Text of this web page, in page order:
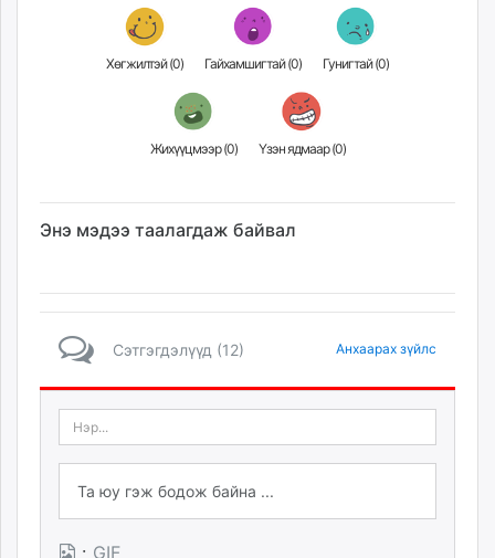
Хөгжилтэй (0) Гайхамшигтай (0) Гунигтай (0)
Жихүүцмээр (0) Үзэн ядмаар (0)
Энэ мэдээ таалагдаж байвал
Сэтгэгдэлүүд (12) Анхаарах зүйлс
· GIF